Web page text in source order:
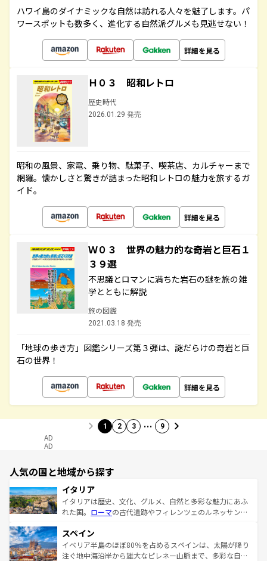
ハワイ島のダイナミックな自然は訪れる人々を魅了します。パ
ワースポットも数多く、進化する自然派グルメも見逃せない！
詳細を見る
Ｈ０３ 昭和レトロ
歴史時代
2026.01.29 発売
昭和の風景、家電、乗り物、駄菓子、喫茶店、カルチャーまで
網羅。懐かしさと驚きが詰まった昭和レトロの魅力を旅するガ
イド。
詳細を見る
Ｗ０３ 世界の魅力的な奇岩と巨石１
３９選
不思議とロマンに満ちた岩石の謎を旅の雑
学とともに解説
旅の図鑑
2021.03.18 発売
「地球の歩き方」図鑑シリーズ第３弾は、謎だらけの奇岩と巨
石の世界！
詳細を見る
1 2 3 … 9
AD
AD
人気の国と地域から探す
イタリア
イタリアは歴史、文化、グルメ、自然と多彩な魅力にあふ
れた国。 ローマの古代遺跡やフィレンツェのルネッサンス
ろん、トスカーナの美しい田園風景やアマルフィ海岸の絶
景など、自然景観も見逃せない。観光の合間には、本場の
ピザやパスタなど、絶品のイタリア料理を堪能することも
スペイン
イベリア半島のほぼ80％を占めるスペインは、太陽が降り
注ぐ地中海沿岸から雄大なピレネー山脈まで、多彩な自然